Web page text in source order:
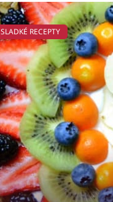
SLADKÉ RECEPTY